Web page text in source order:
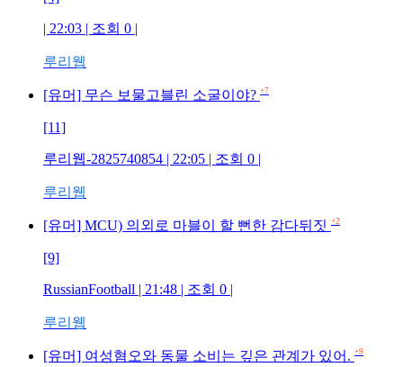
| 22:03 | 조회 0 |
루리웹
[유머] 무슨 보물고블린 소굴이야? +7
[11]
루리웹-2825740854 | 22:05 | 조회 0 |
루리웹
[유머] MCU) 의외로 마블이 할 뻔한 감다뒤짓 +2
[9]
RussianFootball | 21:48 | 조회 0 |
루리웹
[유머] 여성혐오와 동물 소비는 깊은 관계가 있어. +9